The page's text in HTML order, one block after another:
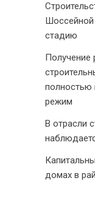
Шоссейной
стадию
Получение
полностью
режим
В отрасли
домах в